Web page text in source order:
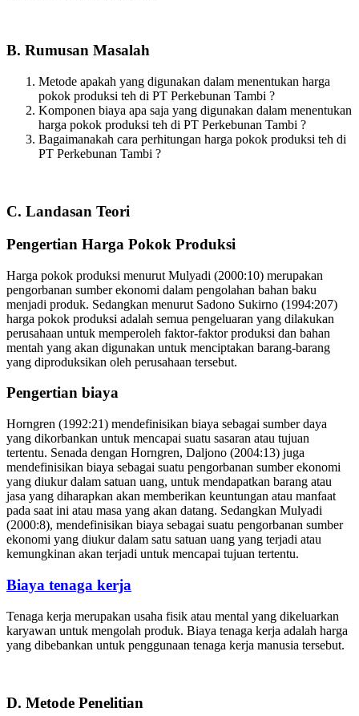
B. Rumusan Masalah
Metode apakah yang digunakan dalam menentukan harga
pokok produksi teh di PT Perkebunan Tambi ?
Komponen biaya apa saja yang digunakan dalam menentukan
harga pokok produksi teh di PT Perkebunan Tambi ?
Bagaimanakah cara perhitungan harga pokok produksi teh di
PT Perkebunan Tambi ?
C. Landasan Teori
Pengertian Harga Pokok Produksi
Harga pokok produksi menurut Mulyadi (2000:10) merupakan
pengorbanan sumber ekonomi dalam pengolahan bahan baku
menjadi produk. Sedangkan menurut Sadono Sukirno (1994:207)
harga pokok produksi adalah semua pengeluaran yang dilakukan
perusahaan untuk memperoleh faktor-faktor produksi dan bahan
mentah yang akan digunakan untuk menciptakan barang-barang
yang diproduksikan oleh perusahaan tersebut.
Pengertian biaya
Horngren (1992:21) mendefinisikan biaya sebagai sumber daya
yang dikorbankan untuk mencapai suatu sasaran atau tujuan
tertentu. Senada dengan Horngren, Daljono (2004:13) juga
mendefinisikan biaya sebagai suatu pengorbanan sumber ekonomi
yang diukur dalam satuan uang, untuk mendapatkan barang atau
jasa yang diharapkan akan memberikan keuntungan atau manfaat
pada saat ini atau masa yang akan datang. Sedangkan Mulyadi
(2000:8), mendefinisikan biaya sebagai suatu pengorbanan sumber
ekonomi yang diukur dalam satu satuan uang yang terjadi atau
kemungkinan akan terjadi untuk mencapai tujuan tertentu.
Biaya tenaga kerja
Tenaga kerja merupakan usaha fisik atau mental yang dikeluarkan
karyawan untuk mengolah produk. Biaya tenaga kerja adalah harga
yang dibebankan untuk penggunaan tenaga kerja manusia tersebut.
D. Metode Penelitian